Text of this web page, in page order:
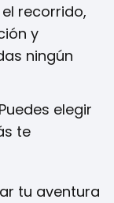
recorrido,
y
ningún
Puedes elegir
te
tu aventura